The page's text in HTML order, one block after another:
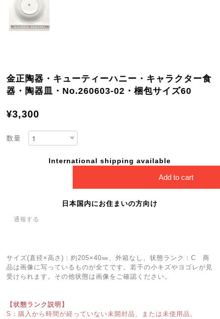
金正陶器・キューティーハニー・キャラクター食
器・陶器皿・No.260603-02・梱包サイズ60
¥3,300
数量
International shipping available
Add to cart
日本国内にお住まいの方向け
通報する
サイズ(直径×高さ)：約205×40㎜、外箱なし、状態ランク：C 商
品は画像に写っているものが全てです。若干の小キズやヨゴレが見
受けられます。その他状態は画像をご確認ください。
【状態ランク説明】
S：購入から時間が経っていない未開封品、または未使用品。